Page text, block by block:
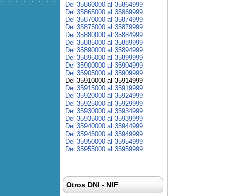
Del 35860000 al 35864999
Del 35865000 al 35869999
Del 35870000 al 35874999
Del 35875000 al 35879999
Del 35880000 al 35884999
Del 35885000 al 35889999
Del 35890000 al 35894999
Del 35895000 al 35899999
Del 35900000 al 35904999
Del 35905000 al 35909999
Del 35910000 al 35914999
Del 35915000 al 35919999
Del 35920000 al 35924999
Del 35925000 al 35929999
Del 35930000 al 35934999
Del 35935000 al 35939999
Del 35940000 al 35944999
Del 35945000 al 35949999
Del 35950000 al 35954999
Del 35955000 al 35959999
Otros DNI - NIF